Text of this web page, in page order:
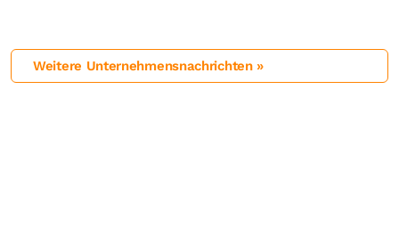
Weitere Unternehmensnachrichten »